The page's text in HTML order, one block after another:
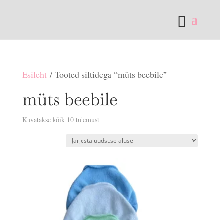
Esileht/ Tooted siltidega “müts beebile”
müts beebile
Kuvatakse kõik 10 tulemustSorditud